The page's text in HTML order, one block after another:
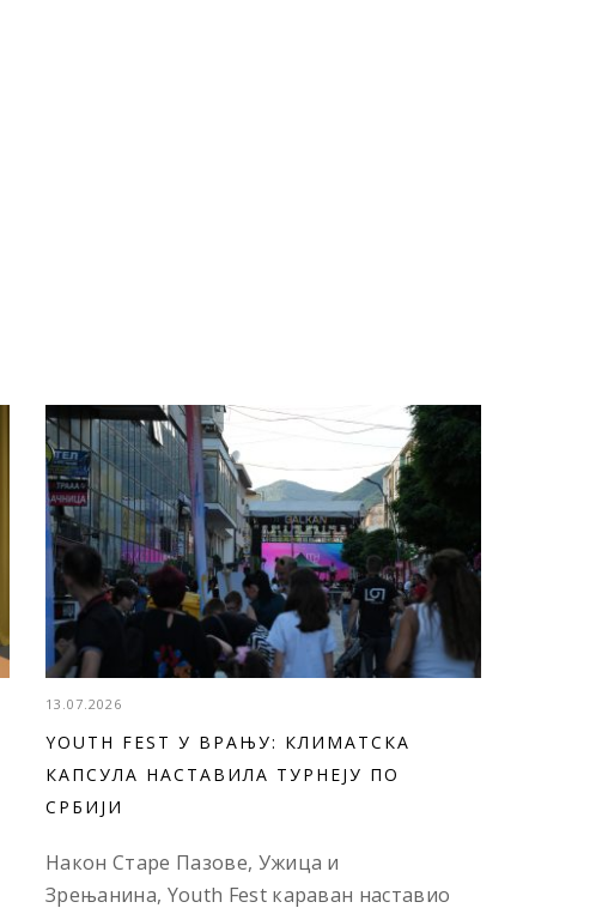
13.07.2026
YOUTH FEST У ВРАЊУ: КЛИМАТСКА
КАПСУЛА НАСТАВИЛА ТУРНЕЈУ ПО
СРБИЈИ
Након Старе Пазове, Ужица и
Зрењанина, Youth Fest караван наставио